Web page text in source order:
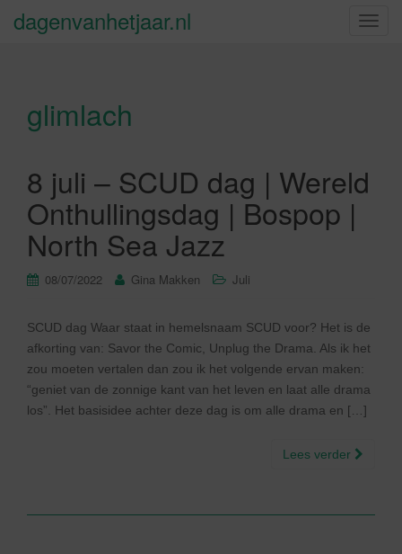
S
e
dagenvanhetjaar.nl
glimlach
8 juli – SCUD dag | Wereld
Onthullingsdag | Bospop |
North Sea Jazz
08/07/2022 Gina Makken Juli
SCUD dag Waar staat in hemelsnaam SCUD voor? Het is de
afkorting van: Savor the Comic, Unplug the Drama. Als ik het
zou moeten vertalen dan zou ik het volgende ervan maken:
“geniet van de zonnige kant van het leven en laat alle drama
los”. Het basisidee achter deze dag is om alle drama en […]
Lees verder